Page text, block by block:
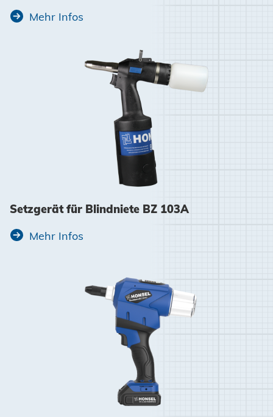
Mehr Infos
Setzgerät für Blindniete BZ 103A
Mehr Infos